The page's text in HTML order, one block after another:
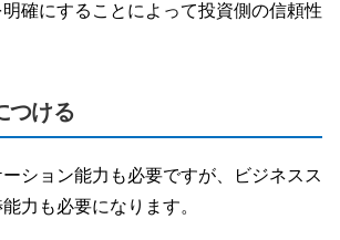
確にすることによって投資側の信頼性
つける
ション能力も必要ですが、ビジネスス
力も必要になります。